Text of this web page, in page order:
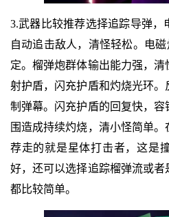
3.武器比较推荐选择追踪导弹
自动追击敌人，清怪轻松。电
定。榴弹炮群体输出能力强，
射护盾，闪充护盾和灼烧光环
制弹幕。闪充护盾的回复快，容
围造成持续灼烧，清小怪简单
荐走的就是星体打击者，这是
好，还可以选择追踪榴弹流或
都比较简单。